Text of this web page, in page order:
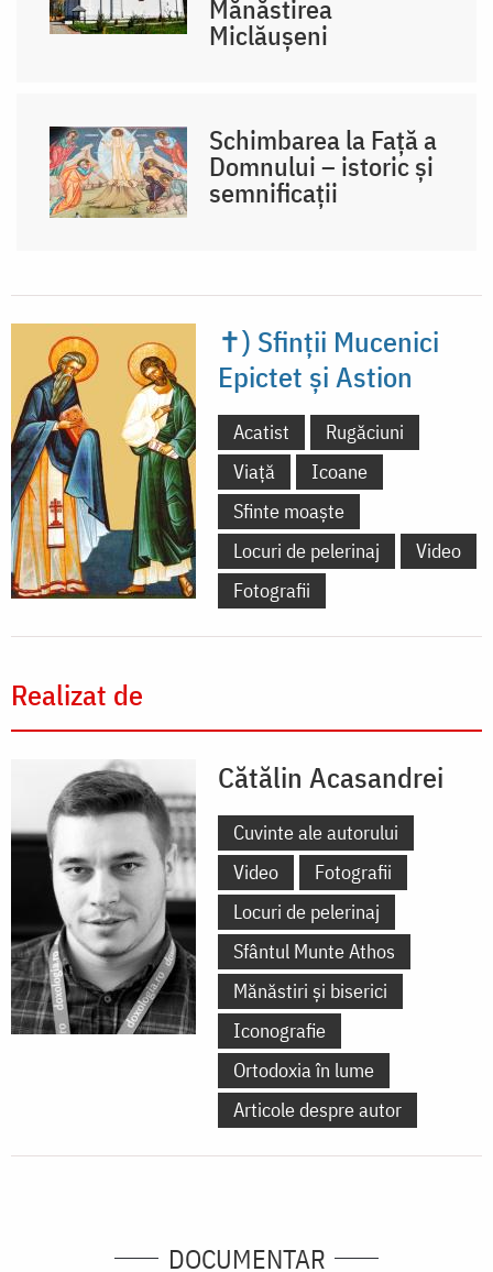
Mănăstirea
Miclăușeni
Schimbarea la Față a
Domnului – istoric și
semnificații
✝) Sfinții Mucenici
Epictet și Astion
Acatist
Rugăciuni
Viață
Icoane
Sfinte moaște
Locuri de pelerinaj
Video
Fotografii
Realizat de
Cătălin Acasandrei
Cuvinte ale autorului
Video
Fotografii
Locuri de pelerinaj
Sfântul Munte Athos
Mănăstiri și biserici
Iconografie
Ortodoxia în lume
Articole despre autor
DOCUMENTAR